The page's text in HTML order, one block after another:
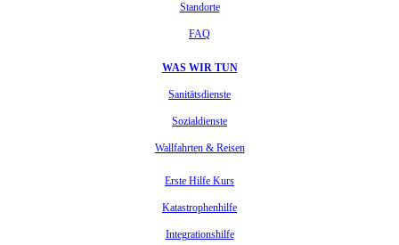
Standorte
FAQ
WAS WIR TUN
Sanitätsdienste
Sozialdienste
Wallfahrten & Reisen
Erste Hilfe Kurs
Katastrophenhilfe
Integrationshilfe